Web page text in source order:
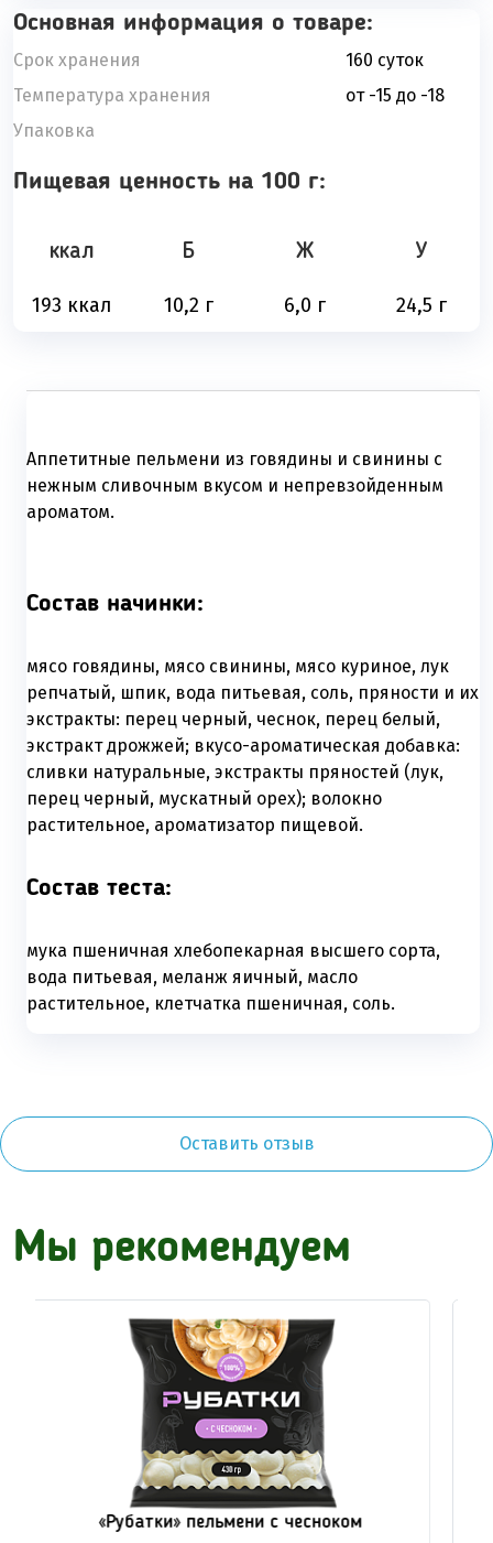
Основная информация о товаре:
Срок хранения
160 суток
Температура хранения
от -15 до -18
Упаковка
Пищевая ценность на 100 г:
ккал Б Ж У
193 ккал 10,2 г 6,0 г 24,5 г
Аппетитные пельмени из говядины и свинины с
нежным сливочным вкусом и непревзойденным
ароматом.
Состав начинки:
мясо говядины, мясо свинины, мясо куриное, лук
репчатый, шпик, вода питьевая, соль, пряности и их
экстракты: перец черный, чеснок, перец белый,
экстракт дрожжей; вкусо-ароматическая добавка:
сливки натуральные, экстракты пряностей (лук,
перец черный, мускатный орех); волокно
растительное, ароматизатор пищевой.
Состав теста:
мука пшеничная хлебопекарная высшего сорта,
вода питьевая, меланж яичный, масло
растительное, клетчатка пшеничная, соль.
Оставить отзыв
Мы рекомендуем
«Рубатки» котлеты классические